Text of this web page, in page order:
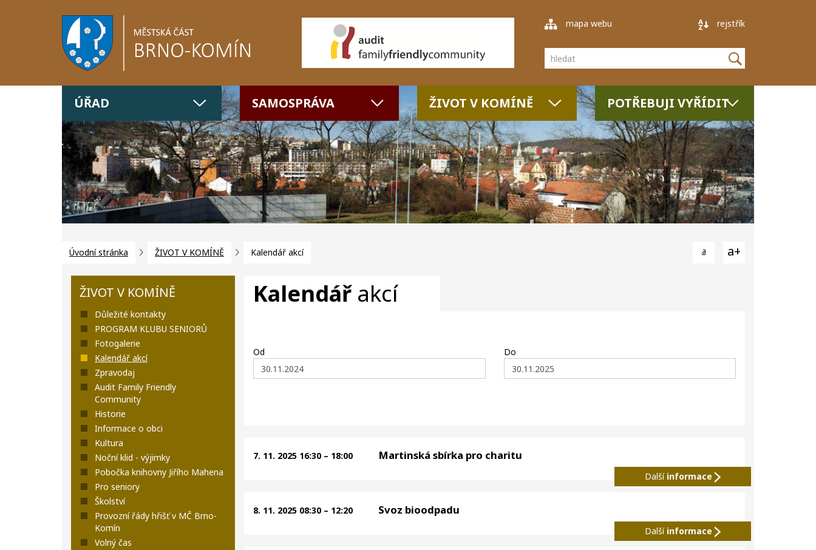
mapa webu rejstřík
Vyhledávání
ÚŘAD SAMOSPRÁVA ŽIVOT V KOMÍNĚ POTŘEBUJI VYŘÍDIT
Úvodní stránka ŽIVOT V KOMÍNĚ Kalendář akcí a a+
Kalendářakcí
Od Do
7. 11. 2025 16:30 – 18:00 Martinská sbírka pro charitu
Další informace
8. 11. 2025 08:30 – 12:20 Svoz bioodpadu
Další informace
ŽIVOT V KOMÍNĚ
Důležité kontakty
PROGRAM KLUBU SENIORŮ
Fotogalerie
Kalendář akcí
Zpravodaj
Audit Family Friendly
Community
Historie
Informace o obci
Kultura
Noční klid - výjimky
Pobočka knihovny Jiřího Mahena
Pro seniory
Školství
Provozní řády hřišť v MČ Brno-
Komín
Volný čas